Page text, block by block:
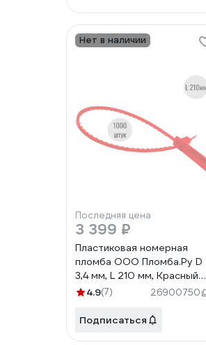
Нет в наличии
Последняя цена
3 399 ₽
Пластиковая номерная
пломба ООО Пломба.Ру D
3,4 мм, L 210 мм, Красный
1000 шт. КПП-1-2203
4.9(7) 26900750
Подписаться